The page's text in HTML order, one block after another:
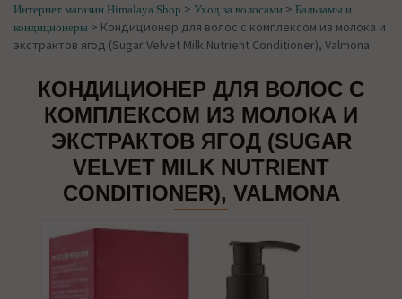
Интернет магазин Himalaya Shop > Уход за волосами > Бальзамы и
кондиционеры > Кондиционер для волос с комплексом из молока и
экстрактов ягод (Sugar Velvet Milk Nutrient Conditioner), Valmona
КОНДИЦИОНЕР ДЛЯ ВОЛОС С
КОМПЛЕКСОМ ИЗ МОЛОКА И
ЭКСТРАКТОВ ЯГОД (SUGAR
VELVET MILK NUTRIENT
CONDITIONER), VALMONA